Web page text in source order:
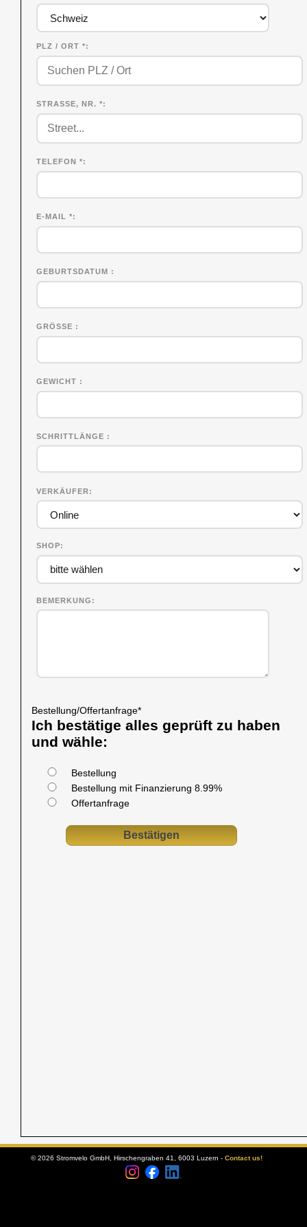
PLZ / ORT *
STRASSE, NR. *
TELEFON *
E-MAIL *
GEBURTSDATUM
GRÖSSE
GEWICHT
SCHRITTLÄNGE
VERKÄUFER
SHOP
BEMERKUNG
Bestellung/Offertanfrage*
Ich bestätige alles geprüft zu haben
und wähle:
Bestellung
Bestellung mit Finanzierung 8.99%
Offertanfrage
© 2026 Stromvelo GmbH, Hirschengraben 41, 6003 Luzern - Contact us!